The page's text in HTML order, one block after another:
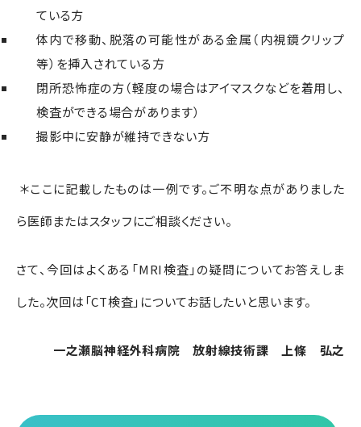
ている方
体内で移動、 脱落の可能性がある金属（内視鏡クリップ
等）を挿入されている方
閉所恐怖症の方（軽度の場合はアイマスクなどを着用し、
検査ができる場合があります）
撮影中に安静が維持できない方
＊ここに記載したものは一例です。ご不明な点がありました
ら医師またはスタッフにご相談ください。
さて、今回はよくある「MRI検査」の疑問についてお答えしま
した。次回は「CT検査」についてお話したいと思います。
一之瀬脳神経外科病院 放射線技術課 上條 弘之